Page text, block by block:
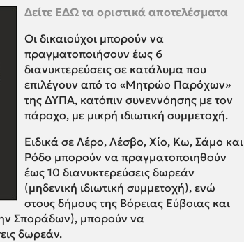
Δείτε ΕΔΩ τα οριστικά αποτελέσματα
Οι δικαιούχοι μπορούν να
πραγματοποιήσουν έως 6
διανυκτερεύσεις σε κατάλυμα που
επιλέγουν από το «Μητρώο Παρόχων»
της ΔΥΠΑ, κατόπιν συνεννόησης με τον
πάροχο, με μικρή ιδιωτική συμμετοχή.
Ειδικά σε Λέρο, Λέσβο, Χίο, Κω, Σάμο και
Ρόδο μπορούν να πραγματοποιηθούν
έως 10 διανυκτερεύσεις δωρεάν
(μηδενική ιδιωτική συμμετοχή), ενώ
στους δήμους της Βόρειας Εύβοιας και
Σποράδων), μπορούν να
δωρεάν.